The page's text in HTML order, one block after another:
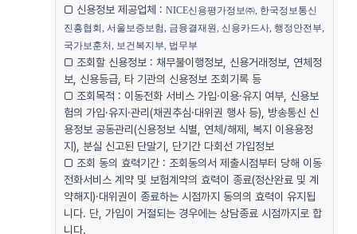
□ 신용정보 제공업체 :NICE신용평가정보㈜, 한국정보통신
진흥협회, 서울보증보험, 금융결재원, 신용카드사, 행정안전부,
국가보훈처, 보건복지부, 법무부
□ 조회할 신용정보 : 채무불이행정보, 신용거래정보, 연체정
보, 신용등급, 타 기관의 신용정보 조회기록 등
□ 조회목적 : 이동전화 서비스 가입·이용·유지 여부, 신용보
험의 가입·유지·관리(채권추심·대위권 행사 등), 방송통신 신
용정보 공동관리(신용정보 식별, 연체/해제, 복지 이용용정
지), 분실 신고된 단말기, 단기간 다회선 가입정보
□ 조회 동의 효력기간 : 조회동의서 제출시점부터 당해 이동
전화서비스 계약 및 보험계약의 효력이 종료(정산완료 및 계
약해지)·대위권이 종료하는 시점까지 동의의 효력이 유지됩
니다. 단, 가입이 거절되는 경우에는 상담종료 시점까지로 합
니다.